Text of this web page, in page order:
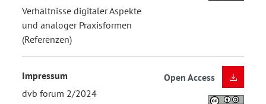
Verhältnisse digitaler Aspekte
und analoger Praxisformen
(Referenzen)
Impressum
dvb forum 2/2024
Open Access